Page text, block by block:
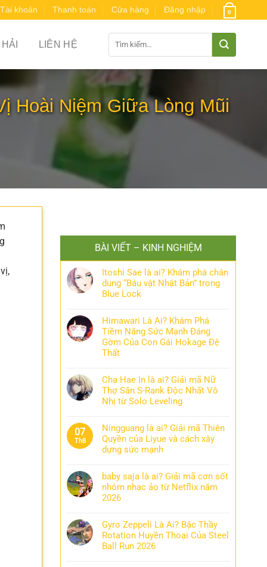
Tài khoản Thanh toán Cửa hàng Đăng nhập 0
LIÊN HỆ
kiếm:
Hoài Niệm Giữa Lòng Mũi
BÀI VIẾT – KINH NGHIỆM
Itoshi Sae là ai? Khám phá chân
dung “Báu vật Nhật Bản” trong
Blue Lock
Himawari Là Ai? Khám Phá
Tiềm Năng Sức Mạnh Đáng
Gờm Của Con Gái Hokage Đệ
Thất
Cha Hae In là ai? Giải mã Nữ
Thợ Săn S-Rank Độc Nhất Vô
Nhị từ Solo Leveling
07
Th8
Ningguang là ai? Giải mã Thiên
Quyền của Liyue và cách xây
dựng sức mạnh
baby saja là ai? Giải mã cơn sốt
nhóm nhạc ảo từ Netflix năm
2026
Gyro Zeppeli Là Ai? Bậc Thầy
Rotation Huyền Thoại Của Steel
Ball Run 2026